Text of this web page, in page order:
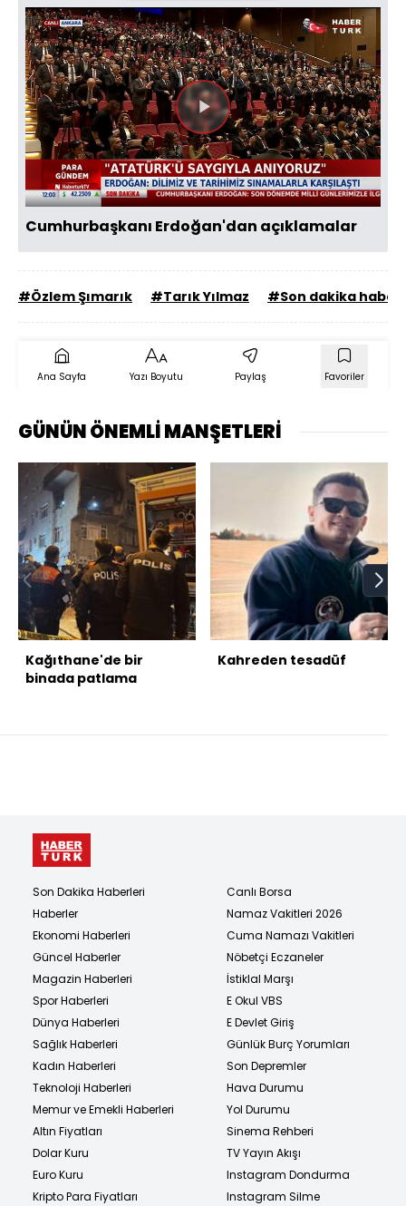
Videoyu
Oynat
Cumhurbaşkanı Erdoğan'dan açıklamalar
#Özlem Şımarık #Tarık Yılmaz #Son dakika
Ana Sayfa Yazı Boyutu Paylaş Favoriler
GÜNÜN ÖNEMLİ MANŞETLERİ
Kağıthane'de bir
binada patlama
Kahreden tesadüf
Son Dakika Haberleri
Haberler
Ekonomi Haberleri
Güncel Haberler
Magazin Haberleri
Spor Haberleri
Dünya Haberleri
Sağlık Haberleri
Kadın Haberleri
Teknoloji Haberleri
Memur ve Emekli Haberleri
Altın Fiyatları
Dolar Kuru
Euro Kuru
Kripto Para Fiyatları
Canlı Borsa
Namaz Vakitleri 2026
Cuma Namazı Vakitleri
Nöbetçi Eczaneler
İstiklal Marşı
E Okul VBS
E Devlet Giriş
Günlük Burç Yorumları
Son Depremler
Hava Durumu
Yol Durumu
Sinema Rehberi
TV Yayın Akışı
Instagram Dondurma
Instagram Silme